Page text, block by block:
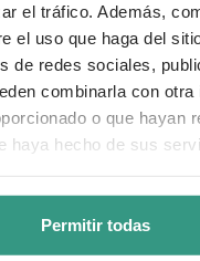
el tráfico. Además,
el uso que haga del
de redes sociales,
combinarla con otra
o que hayan
haya hecho de sus
Permitir todas